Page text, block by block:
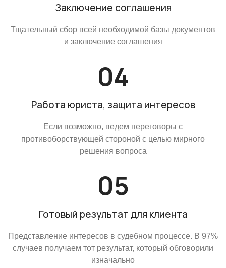
Заключение соглашения
Тщательный сбор всей необходимой базы документов
и заключение соглашения
Работа юриста, защита интересов
Если возможно, ведем переговоры с
противоборствующей стороной с целью мирного
решения вопроса
Готовый результат для клиента
Представление интересов в судебном процессе. В 97%
случаев получаем тот результат, который обговорили
изначально